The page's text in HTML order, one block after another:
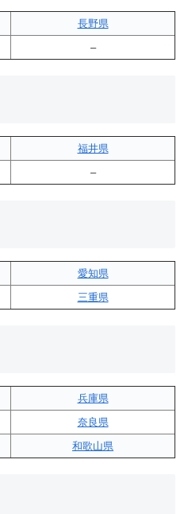
長野県
–
福井県
–
愛知県
三重県
兵庫県
奈良県
和歌山県